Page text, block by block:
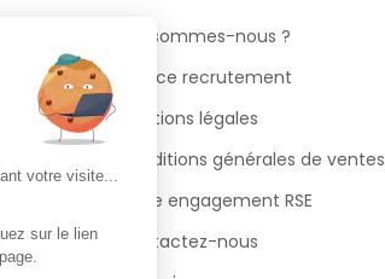
Qui sommes-nous ?
Espace recrutement
Mentions légales
Conditions générales de ventes
Notre engagement RSE
Contactez-nous
votre visite...
sur le lien